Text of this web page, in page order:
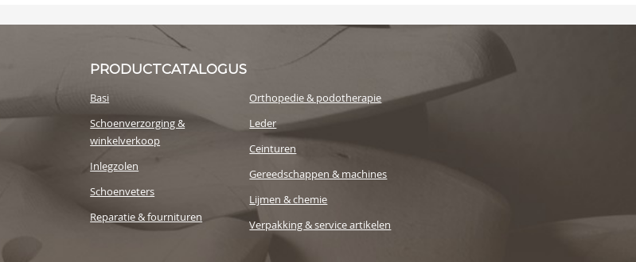
PRODUCTCATALOGUS
Basi
Schoenverzorging &
winkelverkoop
Inlegzolen
Schoenveters
Reparatie & fournituren
Orthopedie & podotherapie
Leder
Ceinturen
Gereedschappen & machines
Lijmen & chemie
Verpakking & service artikelen